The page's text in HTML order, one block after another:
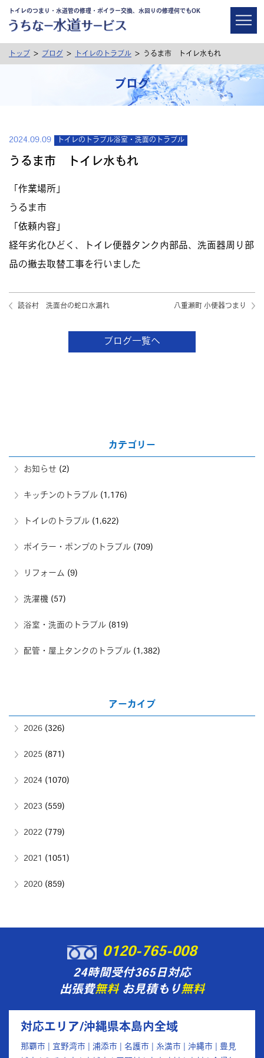
トイレのつまり・水道管の修理・ボイラー交換、水回りの修理何でもOK
トップ > ブログ > トイレのトラブル > うるま市 トイレ水もれ
ブログ
2024.09.09 トイレのトラブル浴室・洗面のトラブル
うるま市 トイレ水もれ
「作業場所」
うるま市
「依頼内容」
経年劣化ひどく、トイレ便器タンク内部品、洗面器周り部
品の撤去取替工事を行いました
読谷村 洗面台の蛇口水漏れ 八重瀬町 小便器つまり
ブログ一覧へ
カテゴリー
お知らせ (2)
キッチンのトラブル (1,176)
トイレのトラブル (1,622)
ボイラー・ポンプのトラブル (709)
リフォーム (9)
洗濯機 (57)
浴室・洗面のトラブル (819)
配管・屋上タンクのトラブル (1,382)
アーカイブ
2026 (326)
2025 (871)
2024 (1070)
2023 (559)
2022 (779)
2021 (1051)
2020 (859)
0120-765-008
24時間受付365日対応
出張費無料お見積もり無料
対応エリア/沖縄県本島内全域
那覇市 | 宜野湾市 | 浦添市 | 名護市 | 糸満市 | 沖縄市 | 豊見